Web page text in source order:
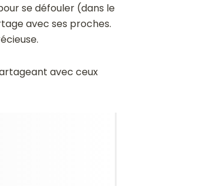
se défouler (dans le
avec ses proches.
avec ceux